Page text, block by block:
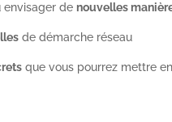
de nouvelles
de démarche réseau
que vous pourrez mettre